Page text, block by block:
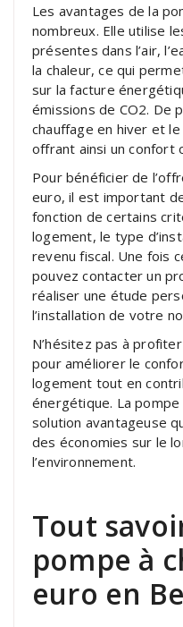
Les avantages de la
nombreux. Elle utilise
présentes dans l’air,
la chaleur, ce qui
sur la facture
émissions de CO2. De
chauffage en hiver et
offrant ainsi un confort
Pour bénéficier de
euro, il est important
fonction de certains
logement, le type
revenu fiscal. Une fois
pouvez contacter un
réaliser une étude
l’installation de votre
N’hésitez pas à
pour améliorer le
logement tout en
énergétique. La
solution avantageuse
des économies sur le
l’environnement.
Tout
pompe à
euro en